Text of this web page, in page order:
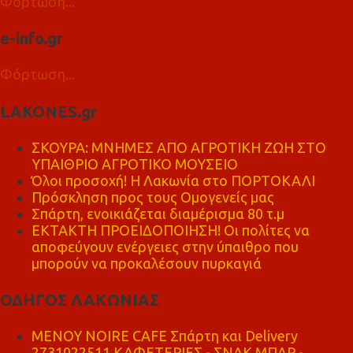
e-info.gr
Φόρτωση...
LAKONES.gr
ΣΚΟΥΡΑ: ΜΝΗΜΕΣ ΑΠΟ ΑΓΡΟΤΙΚΗ ΖΩΗ ΣΤΟ
ΥΠΑΙΘΡΙΟ ΑΓΡΟΤΙΚΟ ΜΟΥΣΕΙΟ
Όλοι προσοχή! Η Λακωνία στο ΠΟΡΤΟΚΑΛΙ
Πρόσκληση προς τους Ομογενείς μας
Σπάρτη, ενοικιάζεται διαμέρισμα 80 τ.μ
ΕΚΤΑΚΤΗ ΠΡΟΕΙΔΟΠΟΙΗΣΗ! Οι πολίτες να
αποφεύγουν ενέργειες στην ύπαιθρο που
μπορούν να προκαλέσουν πυρκαγιά
ΟΔΗΓΟΣ ΛΑΚΩΝΙΑΣ
MENOY NOIRE CAFE Σπάρτη και Delivery